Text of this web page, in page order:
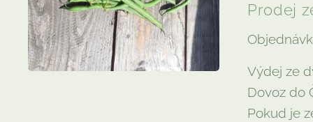
Prodej
Výdej ze
Dovoz do
Pokud je